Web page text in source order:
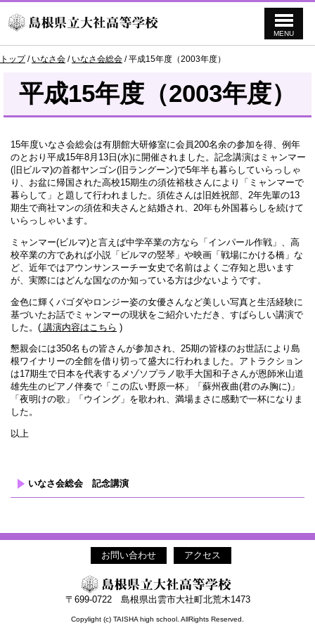
MENU
現
トップ/ いなさ会 / いなさ会総会 /平成15年度（2003年度）
平成15年度（2003年度）
15年度いなさ会総会は有朋館大研修室に会員200名余の参加を得、例年
のとおり平成15年8月13日(水)に開催されました。記念講演はミャンマー
(旧ビルマ)の首都ヤンゴン(旧ラングーン)で5年半も暮らしていらっしゃ
り、お盆に帰国された高校15期生の須佐裕枝さんにより「ミャンマーで
暮らして」と題して行われました。須佐さんは旧姓祝部、2年先輩の13
期生で商社マンの須佐和夫さんと結婚され、20年も外国暮らしを続けて
いらっしゃいます。
ミャンマー(ビルマ)と言えば中学卒業の方なら「インパール作戦」、高
校卒業の方であれば小説「ビルマの竪琴」や映画「戦場にかける橋」な
ど、近年ではアウンサンスーチー女史で名前はよくご存知と思います
が、実際にはどんな国なのか知っている方は少ないようです。
金色に輝くパゴダやロンジー姿の女優さんなど美しい写真と生活経験に
基づいたお話でミャンマーの現状をご紹介いただき、すばらしい講演で
した。( 講演内容はこちら )
懇親会には350名もの皆さんが参加され、25期の皆様のお世話により島
根ワイナリーの全館を借り切って盛大に行われました。アトラクション
は17期生で日本を代表するメゾソプラノ歌手大国和子さんが恩師米山道
雄先生のピアノ伴奏で「この広い野原一杯」「蘇州夜曲(君のみ胸に)」
「夜明けの歌」「ウイング」を歌われ、満場まさに感動で一杯になりま
した。
以上
いなさ会総会 記念講演
お問い合わせ アクセス
〒699-0722 島根県出雲市大社町北荒木1473
Copylight (c) TAISHA high school. AllRights Reserved.